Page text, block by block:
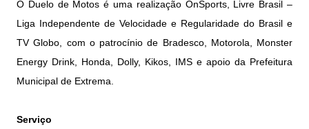
O Duelo de Motos é uma realização OnSports, Livre Brasil –
Liga Independente de Velocidade e Regularidade do Brasil e
TV Globo, com o patrocínio de Bradesco, Motorola, Monster
Energy Drink, Honda, Dolly, Kikos, IMS e apoio da Prefeitura
Municipal de Extrema.
Serviço